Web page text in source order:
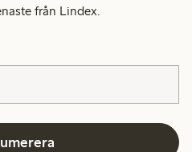
från Lindex.